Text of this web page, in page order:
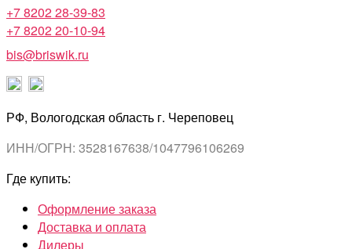
+7 8202 28-39-83
+7 8202 20-10-94
bis@briswik.ru
РФ, Вологодская область г. Череповец
ИНН/ОГРН: 3528167638/1047796106269
Где купить:
Оформление заказа
Доставка и оплата
Дилеры